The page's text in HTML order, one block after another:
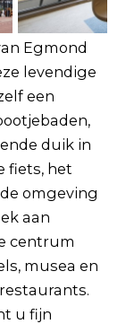
Egmond
levendige
een
duik in
fiets, het
omgeving
aan
centrum
musea en
u fijn